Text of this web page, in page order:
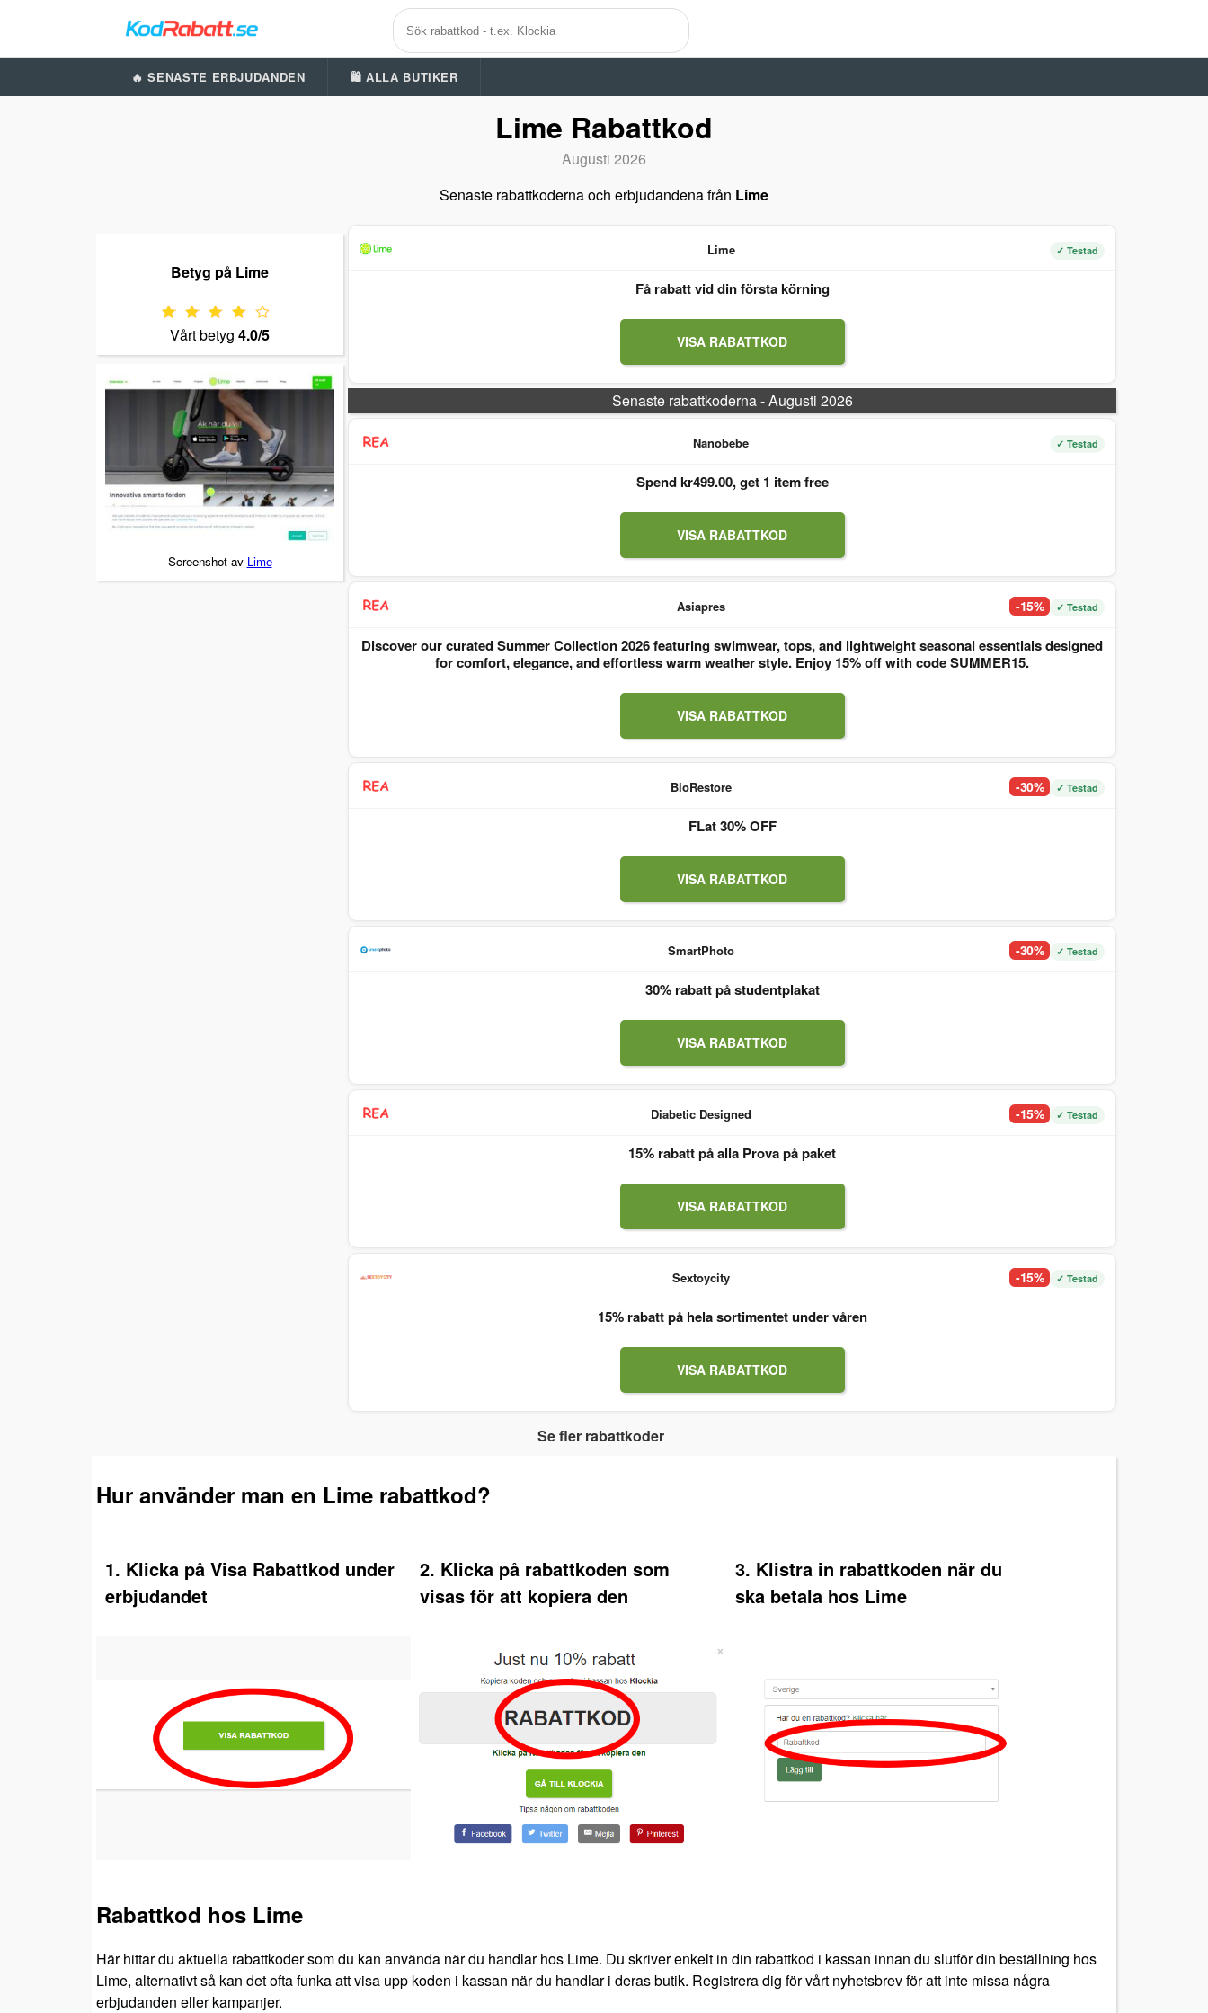
🔥 SENASTE ERBJUDANDEN 🛍️ ALLA BUTIKER
Lime Rabattkod
Augusti 2026
Senaste rabattkoderna och erbjudandena från Lime
Betyg på Lime
Vårt betyg 4.0/5
Screenshot av Lime
Lime ✓ Testad
Få rabatt vid din första körning
VISA RABATTKOD
Senaste rabattkoderna - Augusti 2026
Nanobebe ✓ Testad
Spend kr499.00, get 1 item free
VISA RABATTKOD
Asiapres -15% ✓ Testad
Discover our curated Summer Collection 2026 featuring swimwear, tops, and lightweight seasonal essentials designed
for comfort, elegance, and effortless warm weather style. Enjoy 15% off with code SUMMER15.
VISA RABATTKOD
BioRestore -30% ✓ Testad
FLat 30% OFF
VISA RABATTKOD
SmartPhoto -30% ✓ Testad
30% rabatt på studentplakat
VISA RABATTKOD
Diabetic Designed -15% ✓ Testad
15% rabatt på alla Prova på paket
VISA RABATTKOD
Sextoycity -15% ✓ Testad
15% rabatt på hela sortimentet under våren
VISA RABATTKOD
Se fler rabattkoder
Hur använder man en Lime rabattkod?
1. Klicka på Visa Rabattkod under
erbjudandet
2. Klicka på rabattkoden som
visas för att kopiera den
3. Klistra in rabattkoden när du
ska betala hos Lime
Rabattkod hos Lime
Här hittar du aktuella rabattkoder som du kan använda när du handlar hos Lime. Du skriver enkelt in din rabattkod i kassan innan du slutför din beställning hos
Lime, alternativt så kan det ofta funka att visa upp koden i kassan när du handlar i deras butik. Registrera dig för vårt nyhetsbrev för att inte missa några
erbjudanden eller kampanjer.